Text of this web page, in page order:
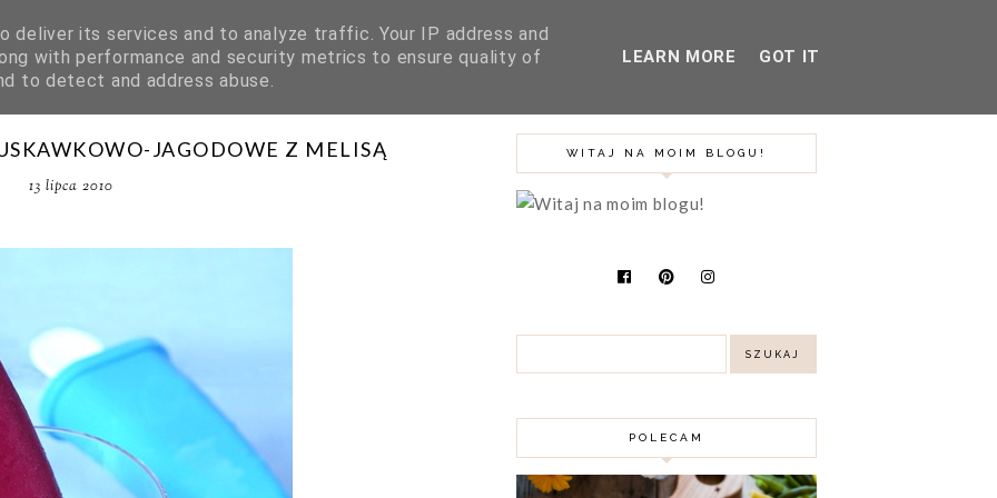
SZUKAJ BLOG PODRÓŻE
JAGODOWE Z MELISĄ
13 lipca 2010
WITAJ NA MOIM BLOGU!
POLECAM
deliver its services and to analyze traffic. Your IP address and
with performance and security metrics to ensure quality of
to detect and address abuse.
LEARN MORE GOT IT